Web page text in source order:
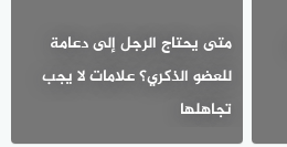
متى يحتاج الرجل إلى دعامة
للعضو الذكري؟ علامات لا يجب
تجاهلها